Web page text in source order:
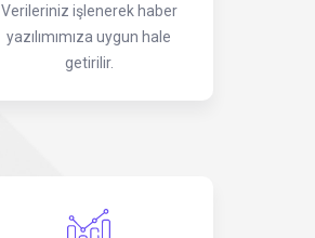
Verileriniz işlenerek haber
yazılımımıza uygun hale
getirilir.